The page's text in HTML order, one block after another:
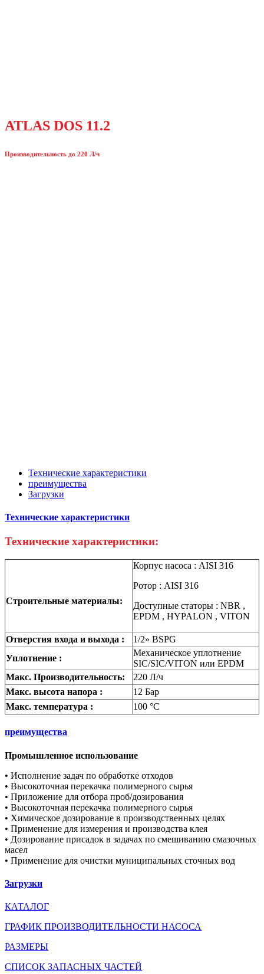
ATLAS DOS 11.2
Производительность до 220 Л/ч
Технические характеристики
преимущества
Загрузки
Технические характеристики
Технические характеристики:
Строительные материалы:
Корпус насоса : AISI 316
Ротор : AISI 316
Доступные статоры : NBR ,
EPDM , HYPALON , VITON
Отверстия входа и выхода :
1/2» BSPG
Уплотнение :
Механическое уплотнение
SIC/SIC/VITON или EPDM
Макс. Производительность:
220 Л/ч
Макс. высота напора :
12 Бар
Макс. температура :
100 °C
преимущества
Промышленное использование
• Исполнение задач по обработке отходов
• Высокоточная перекачка полимерного сырья
• Приложение для отбора проб/дозирования
• Высокоточная перекачка полимерного сырья
• Химическое дозирование в производственных целях
• Применение для измерения и производства клея
• Дозирование присадок в задачах по смешиванию смазочных
масел
• Применение для очистки муниципальных сточных вод
Загрузки
КАТАЛОГ
ГРАФИК ПРОИЗВОДИТЕЛЬНОСТИ НАСОСА
РАЗМЕРЫ
СПИСОК ЗАПАСНЫХ ЧАСТЕЙ